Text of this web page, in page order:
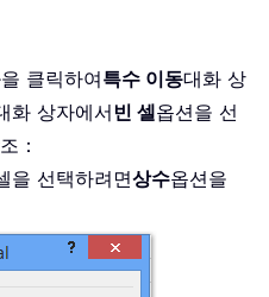
을 클릭하여특수 이동대화 상
화 상자에서빈 셀옵션을 선
：
을 선택하려면상수옵션을